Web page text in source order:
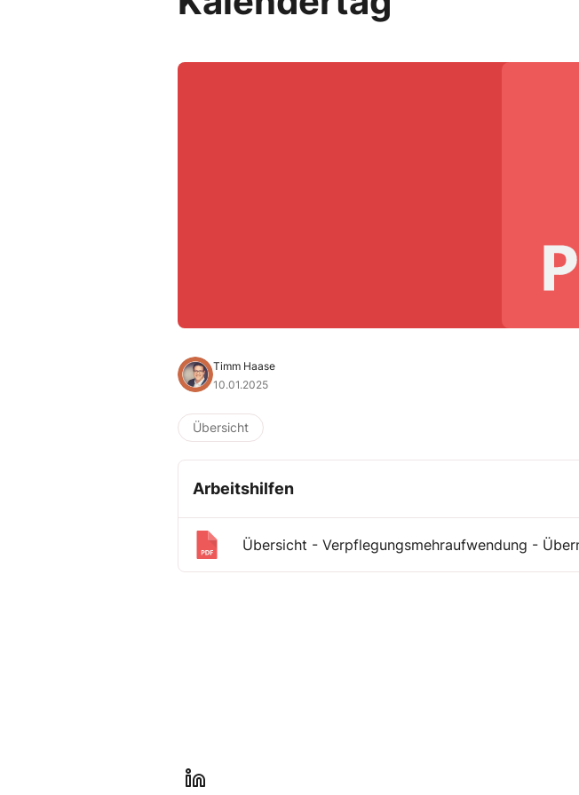
Timm Haase
10.01.2025
Übersicht
Arbeitshilfen
Übersicht - Verpflegungsmehraufwendung -